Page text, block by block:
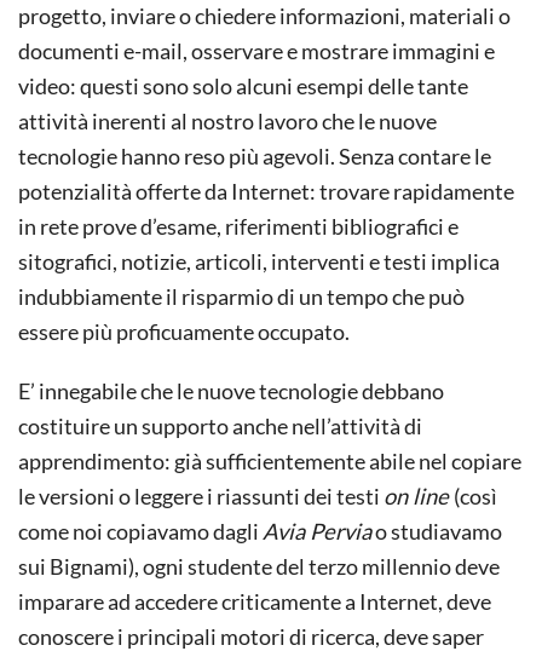
progetto, inviare o chiedere informazioni, materiali o
documenti e-mail, osservare e mostrare immagini e
video: questi sono solo alcuni esempi delle tante
attività inerenti al nostro lavoro che le nuove
tecnologie hanno reso più agevoli. Senza contare le
potenzialità offerte da Internet: trovare rapidamente
in rete prove d’esame, riferimenti bibliografici e
sitografici, notizie, articoli, interventi e testi implica
indubbiamente il risparmio di un tempo che può
essere più proficuamente occupato.
E’ innegabile che le nuove tecnologie debbano
costituire un supporto anche nell’attività di
apprendimento: già sufficientemente abile nel copiare
le versioni o leggere i riassunti dei testi on line(così
come noi copiavamo dagli Avia Perviao studiavamo
sui Bignami), ogni studente del terzo millennio deve
imparare ad accedere criticamente a Internet, deve
conoscere i principali motori di ricerca, deve saper